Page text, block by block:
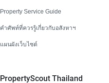
Property Service Guide
คำศัพท์ที่ควรรู้เกี่ยวกับอสังหาฯ
แผนผังเว็บไซต์
PropertyScout Thailand